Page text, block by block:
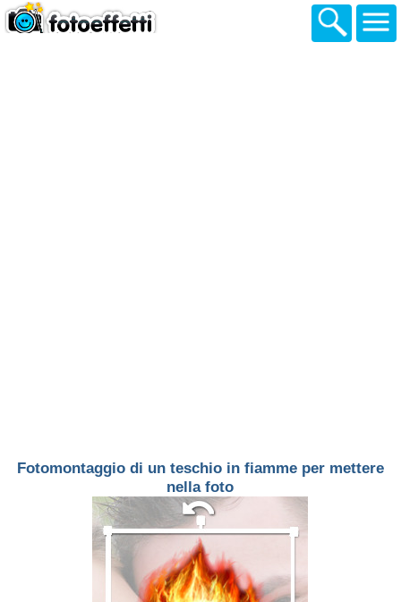
Fotomontaggio di un teschio in fiamme per mettere
nella foto